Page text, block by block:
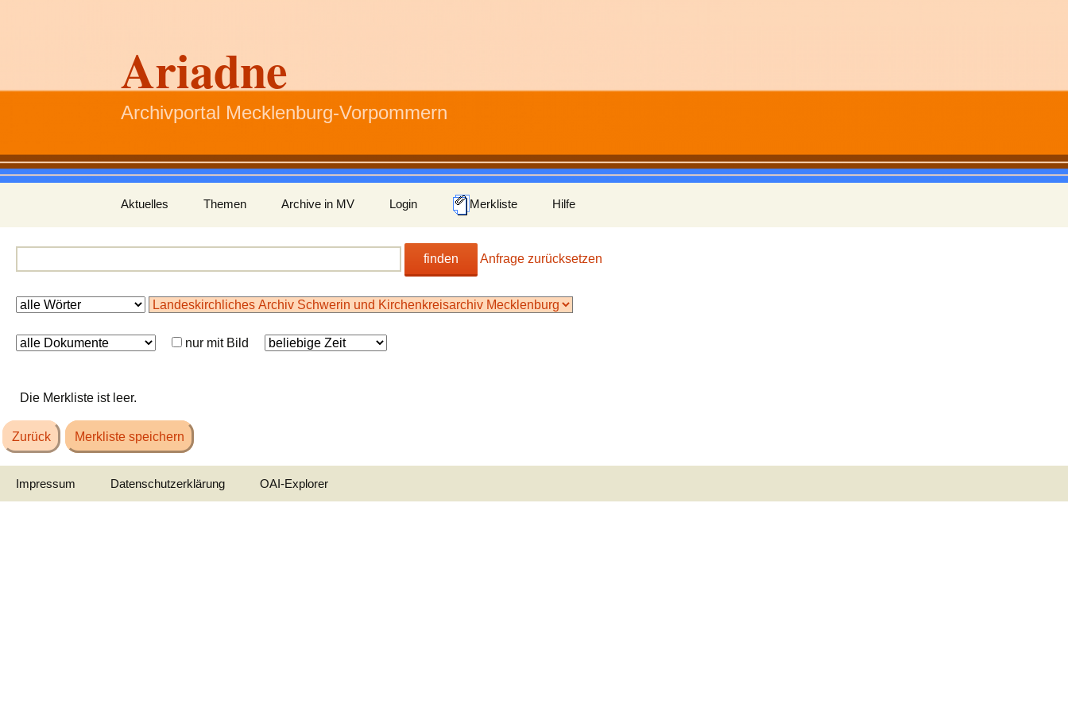
Ariadne
Archivportal Mecklenburg-Vorpommern
Inhalt
springen
Aktuelles Themen Archive in MV Login Merkliste Hilfe
finden Anfrage zurücksetzen
nur mit Bild
Die Merkliste ist leer.
Zurück Merkliste speichern
Impressum Datenschutzerklärung OAI-Explorer